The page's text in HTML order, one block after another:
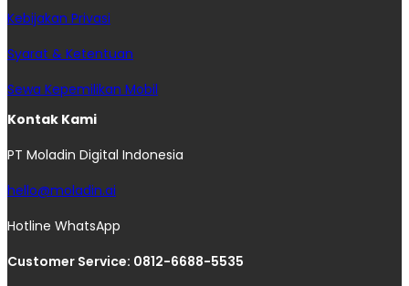
Kebijakan Privasi
Syarat & Ketentuan
Sewa Kepemilikan Mobil
Kontak Kami
PT Moladin Digital Indonesia
hello@moladin.ai
Hotline WhatsApp
Customer Service: 0812-6688-5535